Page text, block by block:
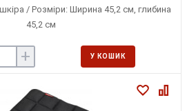
/ Розміри: Ширина 45,2 см, глибина
45,2 см
+ У КОШИК